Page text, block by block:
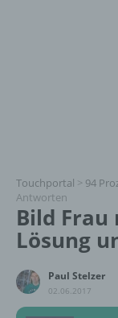
Touchportal > 94
Antworten
Bild Frau
Lösung
Paul Stelzer
02.06.2017